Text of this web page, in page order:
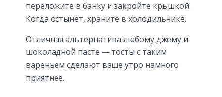
переложите в банку и закройте крышкой.
Когда остынет, храните в холодильнике.
Отличная альтернатива любому джему и
шоколадной пасте — тосты с таким
вареньем сделают ваше утро намного
приятнее.